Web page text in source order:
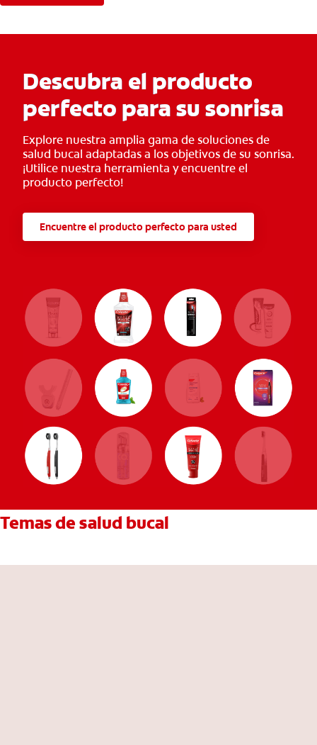
Descubra el producto
perfecto para su sonrisa
Explore nuestra amplia gama de soluciones de
salud bucal adaptadas a los objetivos de su sonrisa.
¡Utilice nuestra herramienta y encuentre el
producto perfecto!
Encuentre el producto perfecto para usted
Temas de salud bucal